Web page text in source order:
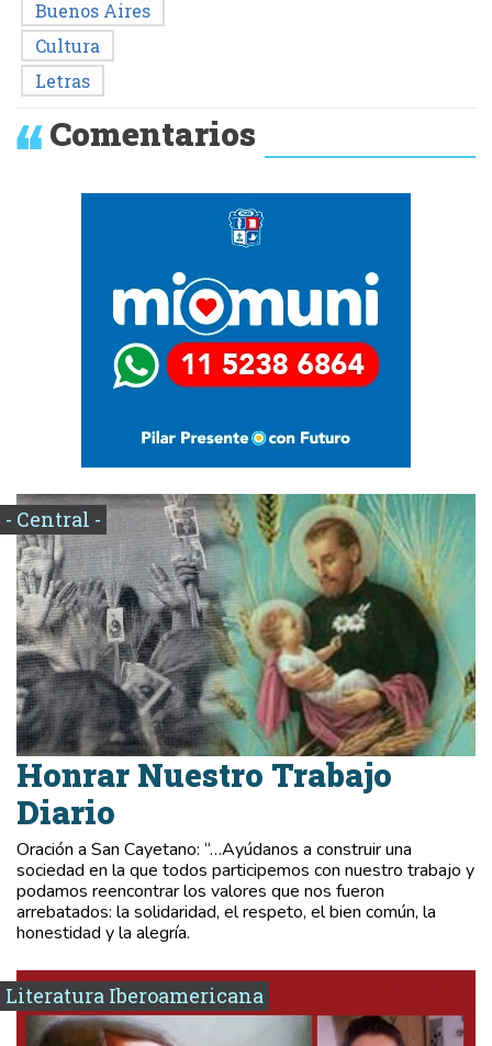
Buenos Aires
Cultura
Letras
Comentarios
- Central -
Honrar Nuestro Trabajo
Diario
Oración a San Cayetano: “…Ayúdanos a construir una
sociedad en la que todos participemos con nuestro trabajo y
podamos reencontrar los valores que nos fueron
arrebatados: la solidaridad, el respeto, el bien común, la
honestidad y la alegría.
Literatura Iberoamericana